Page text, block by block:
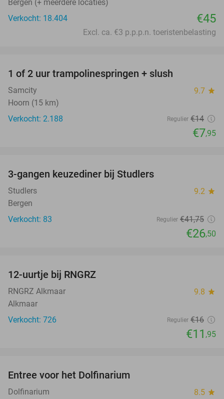
Bergen (+ meerdere locaties)
Verkocht: 18.404
€45
Excl. ca. €3 p.p.p.n. toeristenbelasting
1 of 2 uur trampolinespringen + slush
Samcity 9.7 star
Hoorn (15 km)
Verkocht: 2.188
Regulier €14
€7,95
3-gangen keuzediner bij Studlers
Studlers 9.2 star
Bergen
Verkocht: 83
Regulier €41,75
€26,50
12-uurtje bij RNGRZ
RNGRZ Alkmaar 9.8 star
Alkmaar
Verkocht: 726
Regulier €16
€11 ,95
Entree voor het Dolfinarium
Dolfinarium 8.5 star